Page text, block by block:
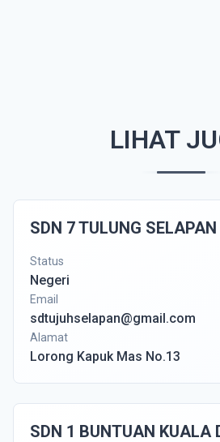
LIHAT
SDN 7 TULUNG SELAPAN
Status
Negeri
Email
sdtujuhselapan@gmail.com
Alamat
Lorong Kapuk Mas No.13
SDN 1 BUNTUAN KUALA